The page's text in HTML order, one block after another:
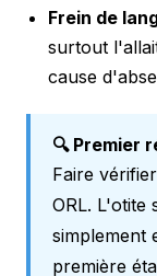
Frein de
surtout
cause
🔍 Premier
Faire
ORL. L'otite
simplement
première